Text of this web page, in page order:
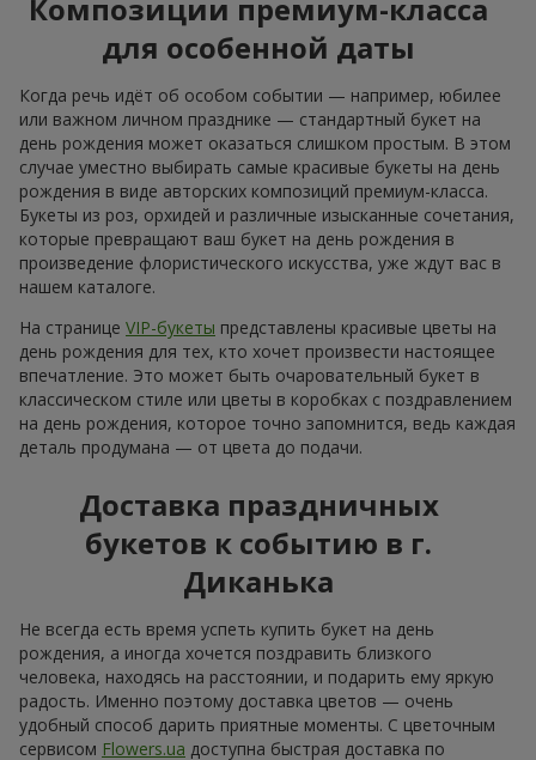
Только что доставили
Романтический букет "Небеса"
Хмельницкий
Фотогалерея